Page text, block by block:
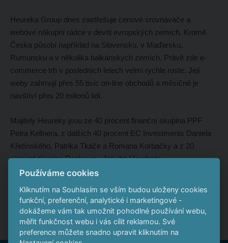
Heureka Group dnes zastřešuje cenové srovnávače a
webové nákupní rádce v devíti evropských zemích. Kromě
Česka působí například na Slovensku, v Maďarsku,
Rumunsku a v několika balkánských zemích. Právě zde e-
commerce trh v posledních letech velmi rychle roste. Její
weby zahrnují přes 55 tisíc on-line obchodů a měsíčně je
navštíví přes 20 milionů lidí.
Majitely Heureky jsou ze 40 procent finanční skupina PPF
Petra Kellnera, z dalších 40 procent EC Investments Daniela
Křetínského, Patrika Tkáče a Romana Korbačky a z 20
procent skupina Rockaway Jakuba Havrlanta.
Používáme cookies
Kliknutím na Souhlasím se vším budou uloženy cookies
funkční, preferenční, analytické i marketingové -
dokážeme vám tak umožnit pohodlné používání webu,
měřit funkčnost webu i vás cílit reklamou. Své
preference můžete snadno upravit kliknutím na